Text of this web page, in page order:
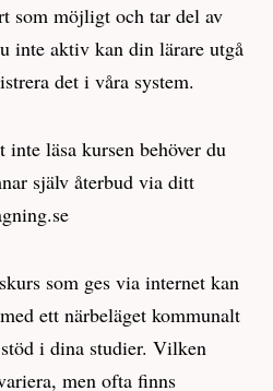
som möjligt och tar del av
inte aktiv kan din lärare utgå
det i våra system.
läsa kursen behöver du
själv återbud via ditt
som ges via internet kan
ett närbeläget kommunalt
i dina studier. Vilken
men ofta finns